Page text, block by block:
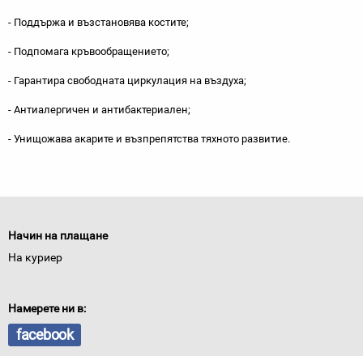
- Поддържа и възстановява костите;
- Подпомага кръвообращението;
- Гарантира свободната циркулация на въздуха;
- Антиалергичен и антибактериален;
- Унищожава акарите и възпрепятства тяхното развитие.
Начин на плащане
На куриер
Намерете ни в:
facebook